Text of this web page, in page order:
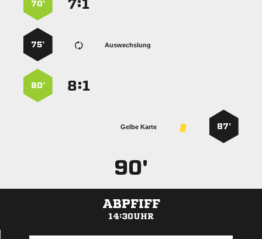
:
70’
Auswechslung
75’
:
80’
87’
Gelbe Karte
90'
ABPFIFF
14:30UHR
ANZEIGE